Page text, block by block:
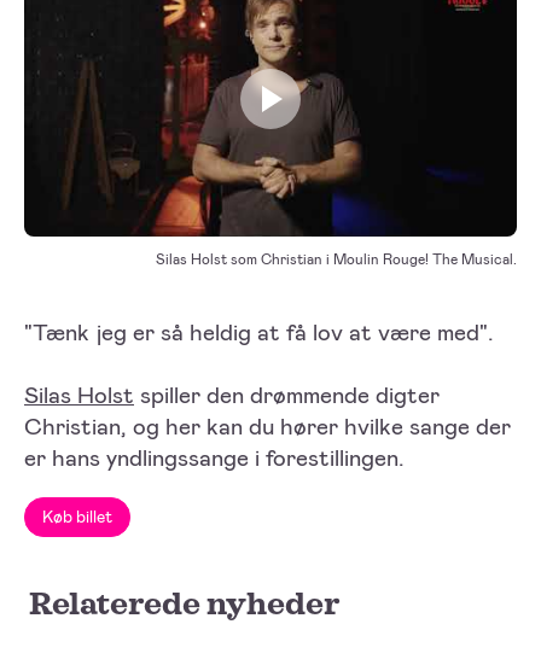
Play video
Silas Holst som Christian i Moulin Rouge! The Musical.
"Tænk jeg er så heldig at få lov at være med".
Silas Holst spiller den drømmende digter
Christian, og her kan du hører hvilke sange der
er hans yndlingssange i forestillingen.
Køb billet
Relaterede nyheder